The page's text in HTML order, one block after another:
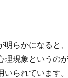
らかになると、
現象というのが
いられています。